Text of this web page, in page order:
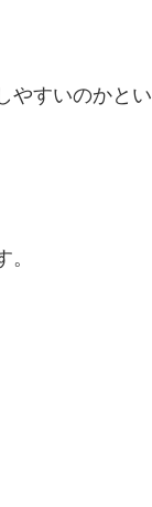
やすいのかとい